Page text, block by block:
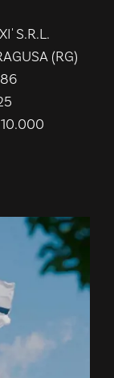
S.R.L.
(RG)